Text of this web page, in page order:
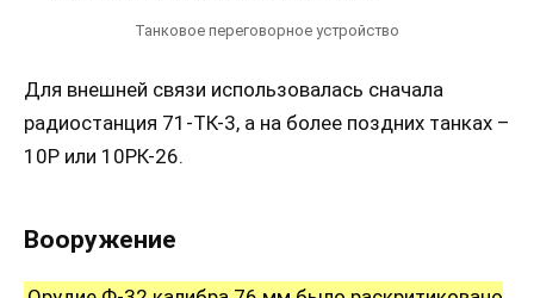
Танковое переговорное устройство
Для внешней связи использовалась сначала
радиостанция 71-ТК-3, а на более поздних танках –
10Р или 10РК-26.
Вооружение